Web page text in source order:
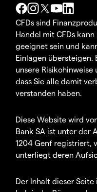
CFDs sind
Handel mit CFDs
geeignet sein und
Einlagen übersteigen.
unsere Risikohinweise
dass Sie alle damit
verstanden haben.
Diese Website wird
Bank SA ist unter der
1204 Genf registriert,
unterliegt deren
Der Inhalt dieser